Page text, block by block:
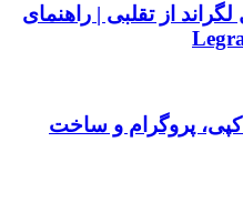
از تقلبی | راهنمای
سوئیچ پژو ۲۰۷؛ کپی، پروگرام و ساخت